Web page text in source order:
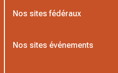
Nos sites fédéraux
Nos sites événements